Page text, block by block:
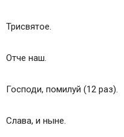
Трисвятое.
Отче наш.
Господи, помилуй (12 раз).
Слава, и ныне.